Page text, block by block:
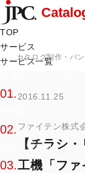
TOP
サービス
サービス一覧
カタログ・パンフ
01.
02.
商品・製品紹介
03.
カタログ制作・パ
2016.11.25
ファイテン株式
【チラシ
工機「フ